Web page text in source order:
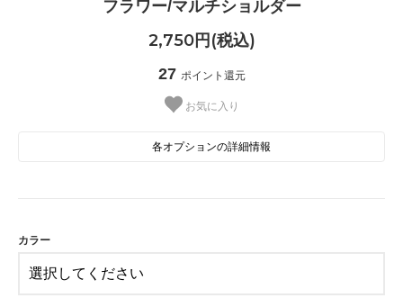
フラワー/マルチショルダー
2,750円(税込)
27 ポイント還元
お気に入り
各オプションの詳細情報
カラー